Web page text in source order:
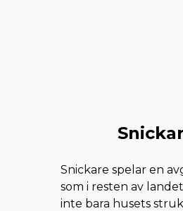
Snickare spelar en
som i resten av
inte bara husets